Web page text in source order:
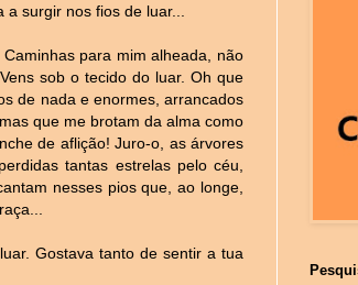
surgir nos fios de luar...
para mim alheada, não
sob o tecido do luar. Oh que
de nada e enormes, arrancados
que me brotam da alma como
de aflição! Juro-o, as árvores
tantas estrelas pelo céu,
nesses pios que, ao longe,
Gostava tanto de sentir a tua